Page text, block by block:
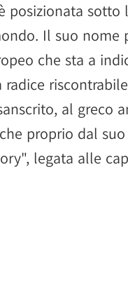
posizionata sotto
Il suo nome
che sta a
radice
al greco
proprio dal
legata alle